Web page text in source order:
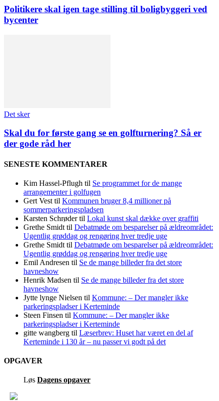
Politikere skal igen tage stilling til boligbyggeri ved
bycenter
Det sker
Skal du for første gang se en golfturnering? Så er
der gode råd her
SENESTE KOMMENTARER
Kim Hassel-Pflugh til Se programmet for de mange
arrangementer i golfugen
Gert Vest til Kommunen bruger 8,4 millioner på
sommerparkeringspladsen
Karsten Schrødertil Lokal kunst skal dække over graffiti
Grethe Smidt til Debatmøde om besparelser på ældreområdet:
Ugentlig grøddag og rengøring hver tredje uge
Grethe Smidt til Debatmøde om besparelser på ældreområdet:
Ugentlig grøddag og rengøring hver tredje uge
Emil Andresen til Se de mange billeder fra det store
havneshow
Henrik Madsen til Se de mange billeder fra det store
havneshow
Jytte lynge Nielsen til Kommune: – Der mangler ikke
parkeringspladser i Kerteminde
Steen Finsen til Kommune: – Der mangler ikke
parkeringspladser i Kerteminde
gitte wangberg til Læserbrev: Huset har været en del af
Kerteminde i 130 år – nu passer vi godt på det
OPGAVER
Løs Dagens opgaver